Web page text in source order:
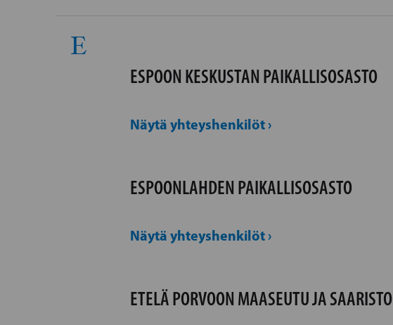
E
ESPOON KESKUSTAN PAIKALLISOSASTO
Näytä yhteyshenkilöt ›
ESPOONLAHDEN PAIKALLISOSASTO
Näytä yhteyshenkilöt ›
ETELÄ PORVOON MAASEUTU JA SAARISTO